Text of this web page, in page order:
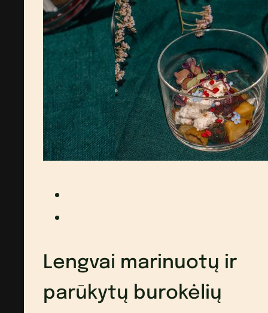
Lengvai marinuotų ir
parūkytų burokėlių